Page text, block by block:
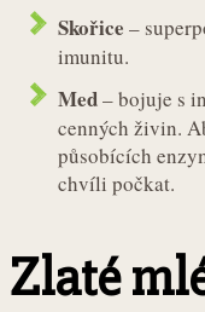
Skořice –
imunitu.
Med– bojuje s
cenných živin.
působících
chvíli počkat.
Zlaté